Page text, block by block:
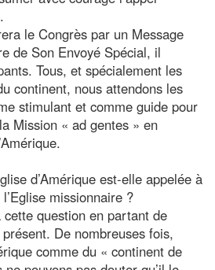
le Congrès par un Message
de Son Envoyé Spécial, il
Tous, et spécialement les
continent, nous attendons les
stimulant et comme guide pour
Mission « ad gentes » en
d’Amérique est-elle appelée à
missionnaire ?
question en partant de
De nombreuses fois,
comme du « continent de